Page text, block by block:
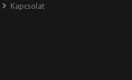
Kapcsolat